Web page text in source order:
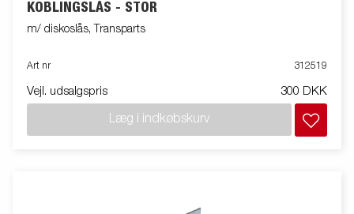
KOBLINGSLÅS - STOR
m/ diskoslås, Transparts
Art nr 312519
Vejl. udsalgspris 300 DKK
Læg i indkøbskurv